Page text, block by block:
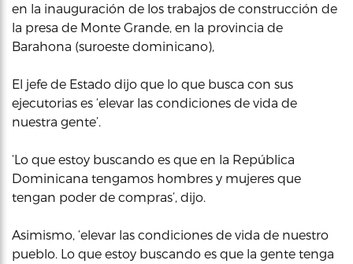
en la inauguración de los trabajos de construcción de
la presa de Monte Grande, en la provincia de
Barahona (suroeste dominicano),
El jefe de Estado dijo que lo que busca con sus
ejecutorias es ‘elevar las condiciones de vida de
nuestra gente’.
‘Lo que estoy buscando es que en la República
Dominicana tengamos hombres y mujeres que
tengan poder de compras’, dijo.
Asimismo, ‘elevar las condiciones de vida de nuestro
pueblo. Lo que estoy buscando es que la gente tenga